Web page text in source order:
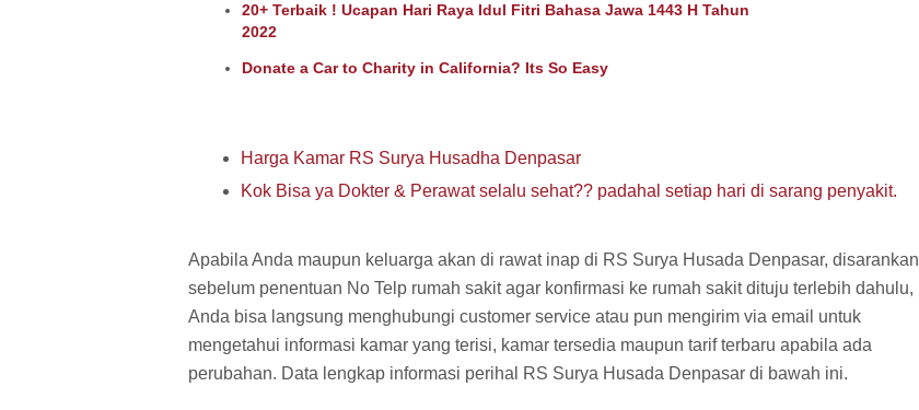
20+ Terbaik ! Ucapan Hari Raya Idul Fitri Bahasa Jawa 1443 H Tahun
2022
Donate a Car to Charity in California? Its So Easy
Harga Kamar RS Surya Husadha Denpasar
Kok Bisa ya Dokter & Perawat selalu sehat?? padahal setiap hari di sarang penyakit.
Apabila Anda maupun keluarga akan di rawat inap di RS Surya Husada Denpasar, disarankan
sebelum penentuan No Telp rumah sakit agar konfirmasi ke rumah sakit dituju terlebih dahulu,
Anda bisa langsung menghubungi customer service atau pun mengirim via email untuk
mengetahui informasi kamar yang terisi, kamar tersedia maupun tarif terbaru apabila ada
perubahan. Data lengkap informasi perihal RS Surya Husada Denpasar di bawah ini.